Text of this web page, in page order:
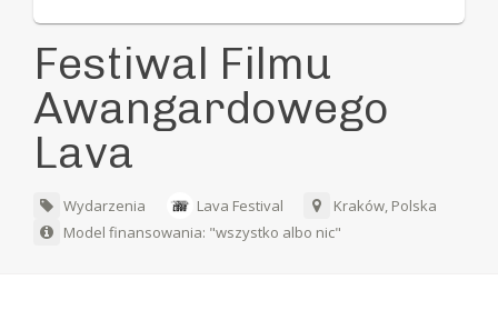
Festiwal Filmu
Awangardowego
Lava
Wydarzenia Lava Festival
Kraków, Polska
Model finansowania: "wszystko albo nic"